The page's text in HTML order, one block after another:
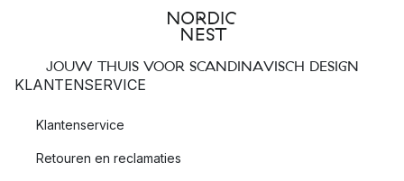
JOUW THUIS VOOR SCANDINAVISCH DESIGN
KLANTENSERVICE
Klantenservice
Retouren en reclamaties